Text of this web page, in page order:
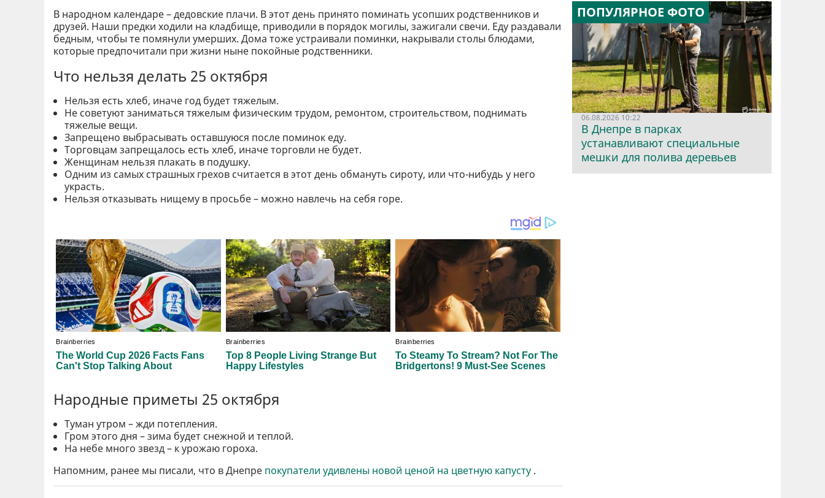
В народном календаре – дедовские плачи. В этот день принято поминать усопших родственников и
друзей. Наши предки ходили на кладбище, приводили в порядок могилы, зажигали свечи. Еду раздавали
бедным, чтобы те помянули умерших. Дома тоже устраивали поминки, накрывали столы блюдами,
которые предпочитали при жизни ныне покойные родственники.
Что нельзя делать 25 октября
Нельзя есть хлеб, иначе год будет тяжелым.
Не советуют заниматься тяжелым физическим трудом, ремонтом, строительством, поднимать
тяжелые вещи.
Запрещено выбрасывать оставшуюся после поминок еду.
Торговцам запрещалось есть хлеб, иначе торговли не будет.
Женщинам нельзя плакать в подушку.
Одним из самых страшных грехов считается в этот день обмануть сироту, или что-нибудь у него
украсть.
Нельзя отказывать нищему в просьбе – можно навлечь на себя горе.
Народные приметы 25 октября
Туман утром – жди потепления.
Гром этого дня – зима будет снежной и теплой.
На небе много звезд – к урожаю гороха.
Напомним, ранее мы писали, что в Днепре покупатели удивлены новой ценой на цветную капусту .
ПОПУЛЯРНОЕ ФОТО
06.08.2026 10:22
В Днепре в парках
устанавливают специальные
мешки для полива деревьев